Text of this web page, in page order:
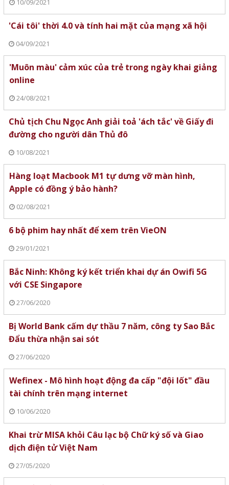
10/09/2021
'Cái tôi' thời 4.0 và tính hai mặt của mạng xã hội
04/09/2021
'Muôn màu' cảm xúc của trẻ trong ngày khai giảng
online
24/08/2021
Chủ tịch Chu Ngọc Anh giải toả 'ách tắc' về Giấy đi
đường cho người dân Thủ đô
10/08/2021
Hàng loạt Macbook M1 tự dưng vỡ màn hình,
Apple có đồng ý bảo hành?
02/08/2021
6 bộ phim hay nhất để xem trên VieON
29/01/2021
Bắc Ninh: Không ký kết triển khai dự án Owifi 5G
với CSE Singapore
27/06/2020
Bị World Bank cấm dự thầu 7 năm, công ty Sao Bắc
Đẩu thừa nhận sai sót
27/06/2020
Wefinex - Mô hình hoạt động đa cấp "đội lốt" đầu
tài chính trên mạng internet
10/06/2020
Khai trừ MISA khỏi Câu lạc bộ Chữ ký số và Giao
dịch điện tử Việt Nam
27/05/2020